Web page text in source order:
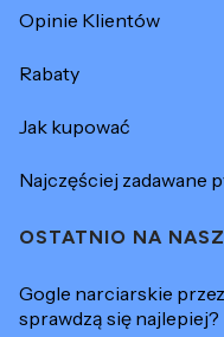
Opinie Klientów
Rabaty
Jak kupować
Najczęściej zadawane
OSTATNIO NA
Gogle narciarskie
sprawdzą się najlepiej?